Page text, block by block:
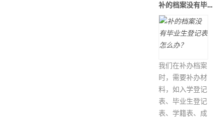
补的档案没有毕业生登记表怎么办？
我们在补办档案
时，需要补办材
料，如入学登记
表、毕业生登记
表、学籍表、成